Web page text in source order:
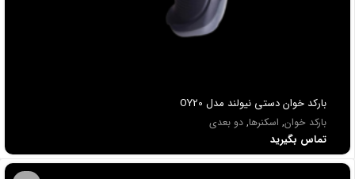
باركد خوان دستي نیولند مدل OY20
بارکد خوان, اسکنرها, دو بعدی
تماس بگیرید